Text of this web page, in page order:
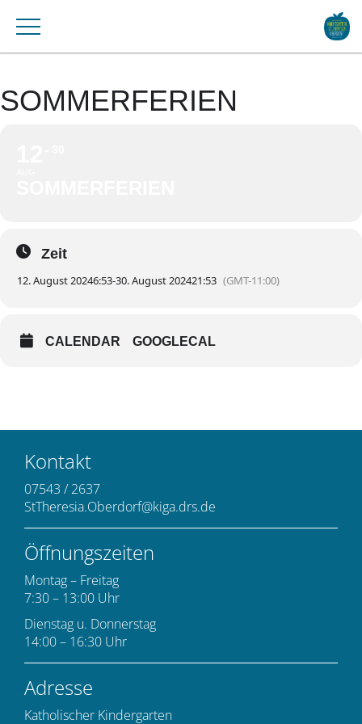
SOMMERFERIEN
Zeit
12. August 20246:53-30. August 202421:53 (GMT-11:00)
CALENDAR GOOGLECAL
Kontakt
07543 / 2637
StTheresia.Oberdorf@kiga.drs.de
Öffnungszeiten
Montag – Freitag
7:30 – 13:00 Uhr
Dienstag u. Donnerstag
14:00 – 16:30 Uhr
Adresse
Katholischer Kindergarten